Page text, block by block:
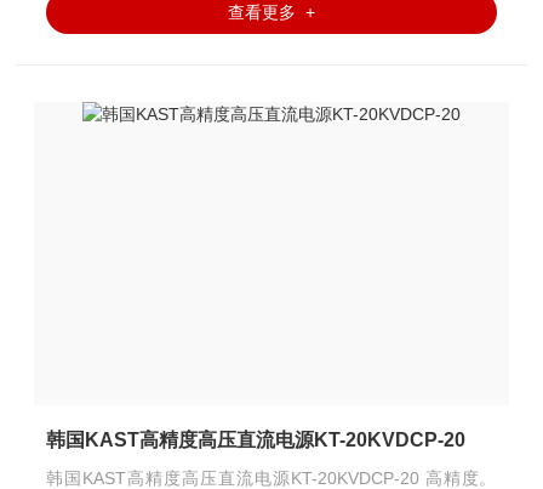
查看更多 +
韩国KAST高精度高压直流电源KT-20KVDCP-20
韩国KAST高精度高压直流电源KT-20KVDCP-20 高精度。